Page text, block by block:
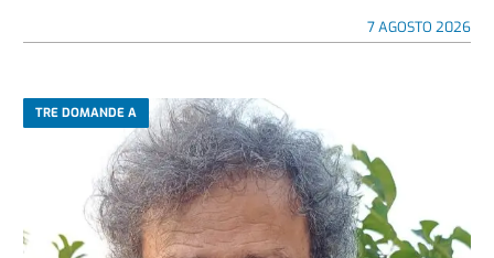
7 AGOSTO 2026
TRE DOMANDE A